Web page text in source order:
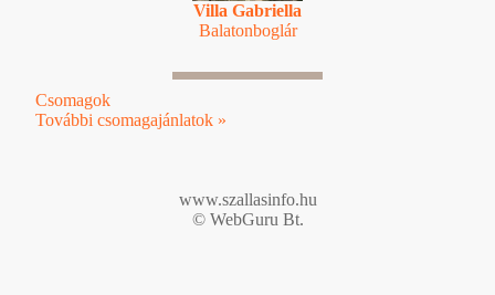
Villa Gabriella
Balatonboglár
Csomagok
További csomagajánlatok »
www.szallasinfo.hu
© WebGuru Bt.